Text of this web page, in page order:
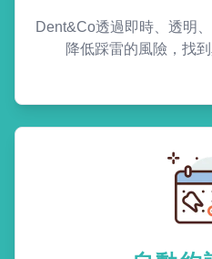
Dent&Co透過即時、透明
降低踩雷的風險，找